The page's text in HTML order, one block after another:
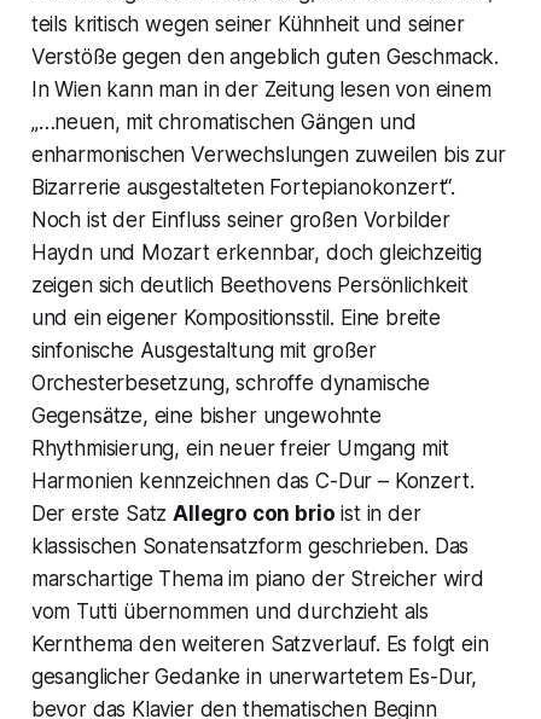
teils kritisch wegen seiner Kühnheit und seiner
Verstöße gegen den angeblich guten Geschmack.
In Wien kann man in der Zeitung lesen von einem
„…neuen, mit chromatischen Gängen und
enharmonischen Verwechslungen zuweilen bis zur
Bizarrerie ausgestalteten Fortepianokonzert“.
Noch ist der Einfluss seiner großen Vorbilder
Haydn und Mozart erkennbar, doch gleichzeitig
zeigen sich deutlich Beethovens Persönlichkeit
und ein eigener Kompositionsstil. Eine breite
sinfonische Ausgestaltung mit großer
Orchesterbesetzung, schroffe dynamische
Gegensätze, eine bisher ungewohnte
Rhythmisierung, ein neuer freier Umgang mit
Harmonien kennzeichnen das C-Dur – Konzert.
Der erste SatzAllegro con brio ist in der
klassischen Sonatensatzform geschrieben. Das
marschartige Thema im piano der Streicher wird
vom Tutti übernommen und durchzieht als
Kernthema den weiteren Satzverlauf. Es folgt ein
gesanglicher Gedanke in unerwartetem Es-Dur,
bevor das Klavier den thematischen Beginn